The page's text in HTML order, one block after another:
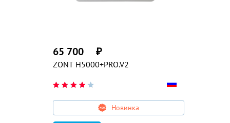
ZONT H5000+PRO.V2
65 700 ₽
Новинка